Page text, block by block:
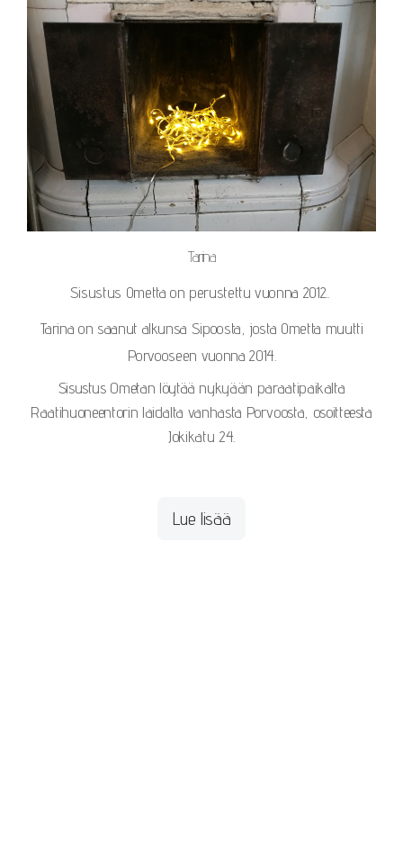
Tarina
Sisustus Ometta on perustettu vuonna 2012..
Tarina on saanut alkunsa Sipoosta, josta Ometta muutti
Porvooseen vuonna 2014.
Sisustus Ometan löytää nykyään paraatipaikalta
Raatihuoneentorin laidalta vanhasta Porvoosta, osoitteesta
Jokikatu 24.
Lue lisää